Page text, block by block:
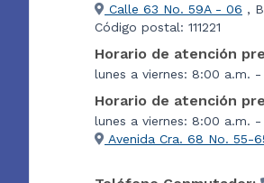
Calle 63 No. 59A - 06 ,
Código postal: 111221
Horario de atención
lunes a viernes: 8:00 a.m.
Horario de atención
lunes a viernes: 8:00 a.m.
Avenida Cra. 68 No. 55-